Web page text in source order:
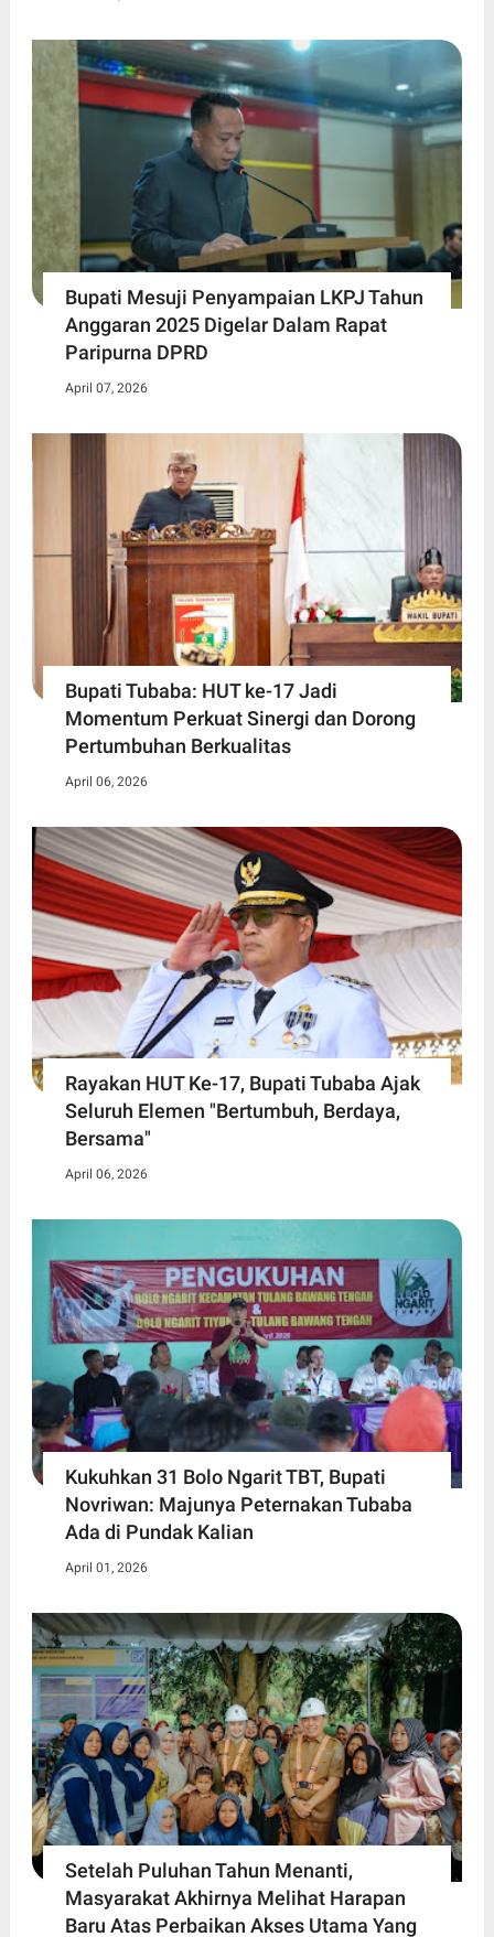
Bupati Mesuji Penyampaian LKPJ Tahun
Anggaran 2025 Digelar Dalam Rapat
Paripurna DPRD
April 07, 2026
Bupati Tubaba: HUT ke-17 Jadi
Momentum Perkuat Sinergi dan Dorong
Pertumbuhan Berkualitas
April 06, 2026
Rayakan HUT Ke-17, Bupati Tubaba Ajak
Seluruh Elemen "Bertumbuh, Berdaya,
Bersama"
April 06, 2026
Kukuhkan 31 Bolo Ngarit TBT, Bupati
Novriwan: Majunya Peternakan Tubaba
Ada di Pundak Kalian
April 01, 2026
Setelah Puluhan Tahun Menanti,
Masyarakat Akhirnya Melihat Harapan
Baru Atas Perbaikan Akses Utama Yang